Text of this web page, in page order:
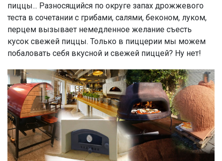
пиццы... Разносящийся по округе запах дрожжевого
теста в сочетании с грибами, салями, беконом, луком,
перцем вызывает немедленное желание съесть
кусок свежей пиццы. Только в пиццерии мы можем
побаловать себя вкусной и свежей пиццей? Ну нет!